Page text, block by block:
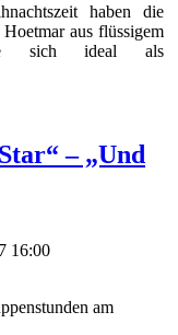
haben die
aus flüssigem
sich ideal als
– „Und
16:00
am